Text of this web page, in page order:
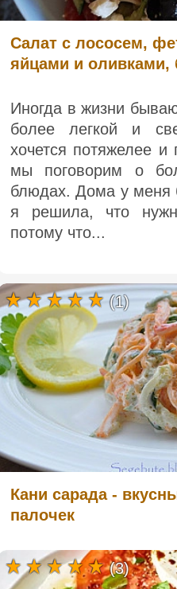
Салат с лососем,
яйцами и оливками,
Иногда в жизни
более легкой и
хочется потяжелее
мы поговорим о
блюдах. Дома у меня
я решила, что
потому что...
Кани сарада -
палочек
(1)
(3)